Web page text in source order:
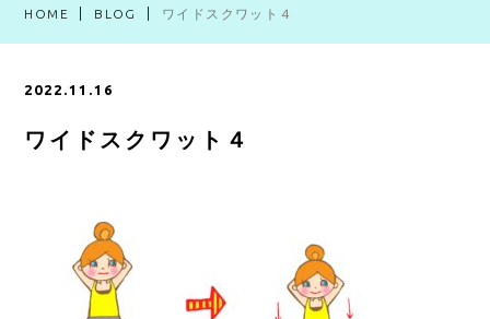
HOME BLOG ワイドスクワット４
2022.11.16
ワイドスクワット４ご予約はこちら